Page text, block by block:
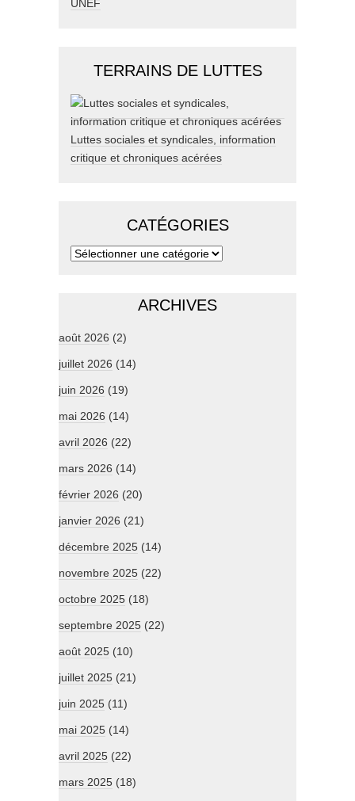
UNEF
TERRAINS DE LUTTES
Luttes sociales et syndicales, information
critique et chroniques acérées
CATÉGORIES
ARCHIVES
août 2026 (2)
juillet 2026 (14)
juin 2026 (19)
mai 2026 (14)
avril 2026 (22)
mars 2026 (14)
février 2026 (20)
janvier 2026 (21)
décembre 2025 (14)
novembre 2025 (22)
octobre 2025 (18)
septembre 2025 (22)
août 2025 (10)
juillet 2025 (21)
juin 2025 (11)
mai 2025 (14)
avril 2025 (22)
mars 2025 (18)